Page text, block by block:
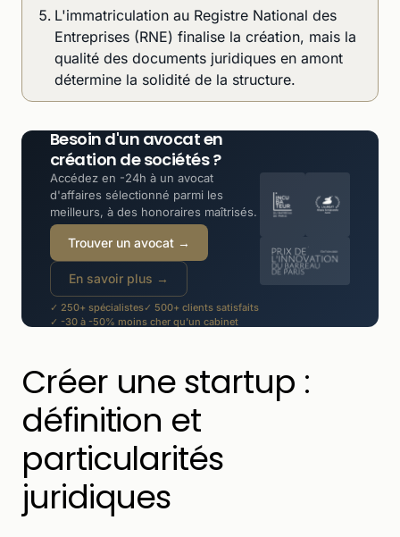
L'immatriculation au Registre National des
Entreprises (RNE) finalise la création, mais la
qualité des documents juridiques en amont
détermine la solidité de la structure.
Besoin d'un avocat en
création de sociétés ?
Accédez en -24h à un avocat
d'affaires sélectionné parmi les
meilleurs, à des honoraires maîtrisés.
Trouver un avocat →
En savoir plus →
✓ 250+ spécialistes✓ 500+ clients satisfaits
✓ -30 à -50% moins cher qu'un cabinet
Créer une startup :
définition et
particularités
juridiques